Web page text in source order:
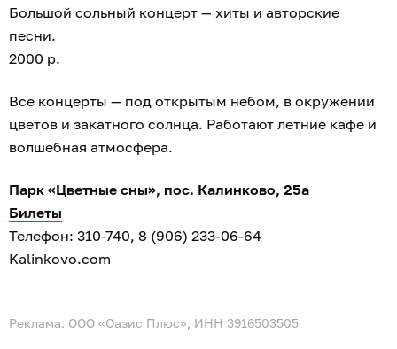
Большой сольный концерт — хиты и авторские
песни.
2000 р.
Все концерты — под открытым небом, в окружении
цветов и закатного солнца. Работают летние кафе и
волшебная атмосфера.
Парк «Цветные сны», пос. Калинково, 25а
Билеты
Телефон: 310-740, 8 (906) 233-06-64
Kalinkovo.com
Реклама. ООО «Оазис Плюс», ИНН 3916503505